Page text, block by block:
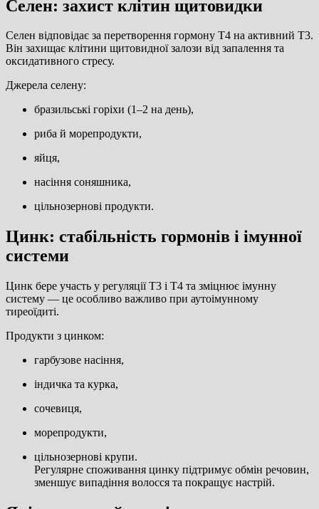
Селен: захист клітин щитовидки
Селен відповідає за перетворення гормону Т4 на активний Т3.
Він захищає клітини щитовидної залози від запалення та
оксидативного стресу.
Джерела селену:
бразильські горіхи (1–2 на день),
риба й морепродукти,
яйця,
насіння соняшника,
цільнозернові продукти.
Цинк: стабільність гормонів і імунної
системи
Цинк бере участь у регуляції Т3 і Т4 та зміцнює імунну
систему — це особливо важливо при аутоімунному
тиреоїдиті.
Продукти з цинком:
гарбузове насіння,
індичка та курка,
сочевиця,
морепродукти,
цільнозернові крупи.
Регулярне споживання цинку підтримує обмін речовин,
зменшує випадіння волосся та покращує настрій.